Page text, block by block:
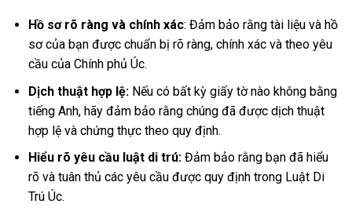
Hồ sơ rõ ràng và chính xác: Đảm bảo rằng tài liệu và hồ
sơ của bạn được chuẩn bị rõ ràng, chính xác và theo yêu
cầu của Chính phủ Úc.
Dịch thuật hợp lệ:Nếu có bất kỳ giấy tờ nào không bằng
tiếng Anh, hãy đảm bảo rằng chúng đã được dịch thuật
hợp lệ và chứng thực theo quy định.
Hiểu rõ yêu cầu luật di trú:Đảm bảo rằng bạn đã hiểu
rõ và tuân thủ các yêu cầu được quy định trong Luật Di
Trú Úc.